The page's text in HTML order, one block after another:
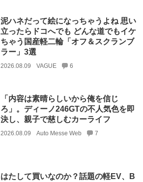
泥ハネだって絵になっちゃうよね 思い
立ったらドコへでも どんな道でもイケ
ちゃう国産軽二輪「オフ＆スクランブ
ラー」3選
2026.08.09 VAGUE 6
「内容は素晴らしいから俺を信じ
ろ」。ディーノ246GTの不人気色を即
決し、親子で慈しむカーライフ
2026.08.09 Auto Messe Web 7
はたして買いなのか？話題の軽EV、B